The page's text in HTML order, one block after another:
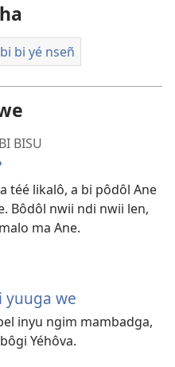
bi yé nseñ
BISU
téé likalô, a bi pôdôl Ane
Bôdôl nwii ndi nwii len,
ma Ane.
yuuga we
inyu ngim mambadga,
Yéhôva.